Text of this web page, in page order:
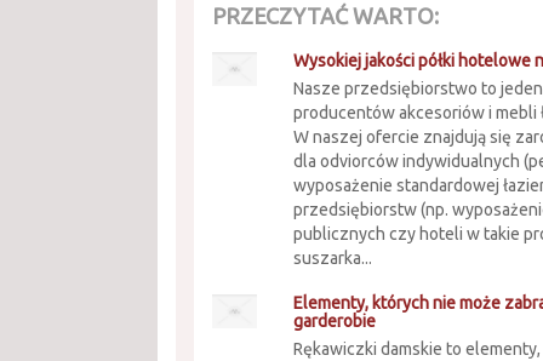
PRZECZYTAĆ WARTO:
Wysokiej jakości półki hotelowe
Nasze przedsiębiorstwo to
producentów akcesoriów i mebli
W naszej ofercie znajdują się
dla odviorców indywidualnych
wyposażenie standardowej
przedsiębiorstw (np.
publicznych czy hoteli w takie
suszarka...
Elementy, których nie może
garderobie
Rękawiczki damskie to